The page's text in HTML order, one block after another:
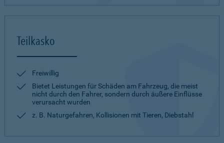
Teilkasko
Freiwillig
Bietet Leistungen für Schäden am Fahrzeug, die meist
nicht durch den Fahrer, sondern durch äußere Einflüsse
verursacht wurden
z. B. Naturgefahren, Kollisionen mit Tieren, Diebstahl